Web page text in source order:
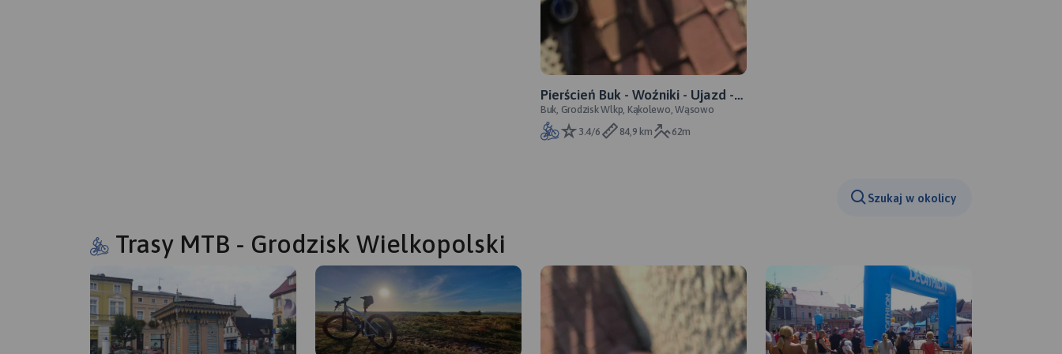
Pierścień Buk - Woźniki - Ujazd -
Grodzisk - Kąkolewo - Wąsowo -
Michorzewko
Buk, Grodzisk Wlkp, Kąkolewo, Wąsowo
3.4/6
84,9 km 62m
Szukaj w okolicy
Trasy MTB - Grodzisk Wielkopolski